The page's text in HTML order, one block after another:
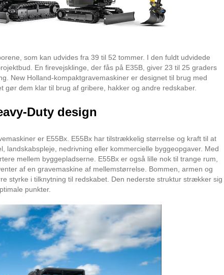
som kan udvides fra 39 til 52 tommer. I den fuldt udvidede
En firevejsklinge, der fås på E35B, giver 23 til 25 graders
New Holland-kompaktgravemaskiner er designet til brug med
dem klar til brug af gribere, hakker og andre redskaber.
Duty design
er E55Bx. E55Bx har tilstrækkelig størrelse og kraft til at
nedrivning eller kommercielle byggeopgaver. Med
mellem byggepladserne. E55Bx er også lille nok til trange rum,
af en gravemaskine af mellemstørrelse. Bommen, armen og
styrke i tilknytning til redskabet. Den nederste struktur strækker sig
punkter.